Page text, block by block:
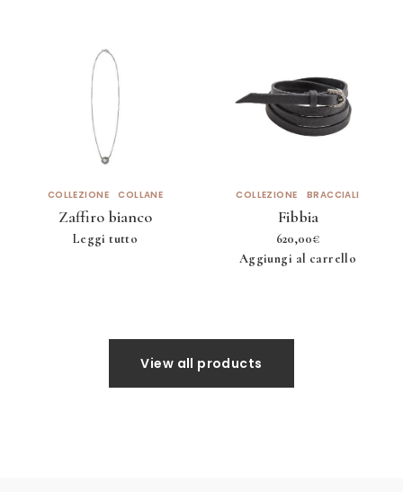
COLLEZIONE COLLANE
Zaffiro bianco
Leggi tutto
COLLEZIONE BRACCIALI
Fibbia
620,00€
Aggiungi al carrello
View all products